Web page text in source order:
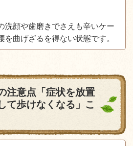
洗顔や歯磨きでさえも辛いケー
を曲げざるを得ない状態です。
注意点「症状を放置
て歩けなくなる」こ